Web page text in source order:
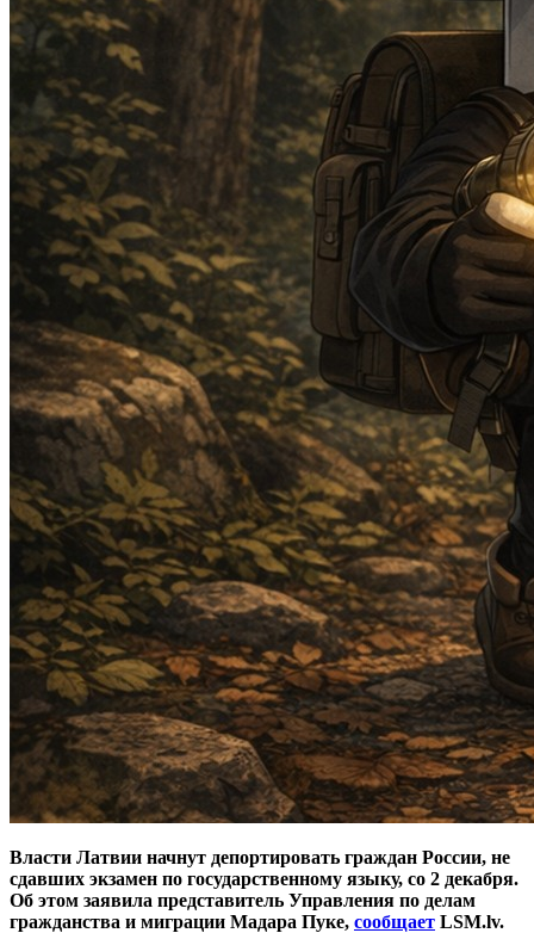
Власти Латвии начнут депортировать граждан России, не
сдавших экзамен по государственному языку, со 2 декабря.
Об этом заявила представитель Управления по делам
гражданства и миграции Мадара Пуке, сообщает LSM.lv.